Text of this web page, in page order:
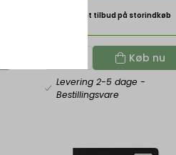
Indhent tilbud på storindkøb
Køb nu
Levering 2-5 dage -
Bestillingsvare